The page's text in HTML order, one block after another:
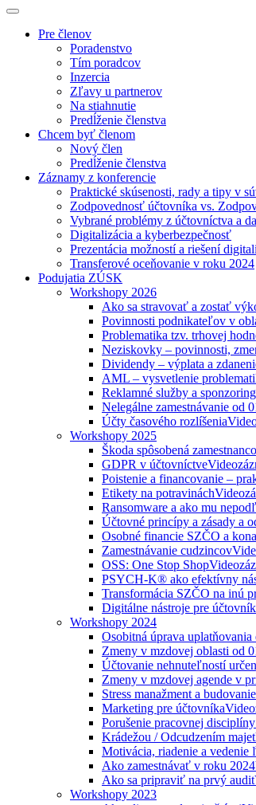
Pre členov
Poradenstvo
Tím poradcov
Inzercia
Zľavy u partnerov
Na stiahnutie
Predĺženie členstva
Chcem byť členom
Nový člen
Predĺženie členstva
Záznamy z konferencie
Praktické skúsenosti, rady a tipy v
Zodpovednosť účtovníka vs.
Vybrané problémy z účtovníctva a
Digitalizácia a kyberbezpečnosť
Prezentácia možností a riešení
Transferové oceňovanie v roku 2024
Podujatia ZÚSK
Workshopy 2026
Ako sa stravovať a zostať
Povinnosti podnikateľov v
Problematika tzv. trhovej
Neziskovky – povinnosti,
Dividendy – výplata a
AML – vysvetlenie
Reklamné služby a
Nelegálne zamestnávanie od
Účty časového rozlíšenia
Workshopy 2025
Škoda spôsobená
GDPR v účtovníctve
Poistenie a financovanie –
Etikety na potravinách
Ransomware a ako mu
Účtovné princípy a zásady a
Osobné financie SZČO a
Zamestnávanie cudzincov
OSS: One Stop Shop
PSYCH-K® ako efektívny
Transformácia SZČO na inú
Digitálne nástroje pre
Workshopy 2024
Osobitná úprava
Zmeny v mzdovej oblasti od
Účtovanie nehnuteľností
Zmeny v mzdovej agende v
Stress manažment a
Marketing pre účtovníka
Porušenie pracovnej
Krádežou / Odcudzením
Motivácia, riadenie a vedenie
Ako zamestnávať v roku 2024
Ako sa pripraviť na prvý audit
Workshopy 2023